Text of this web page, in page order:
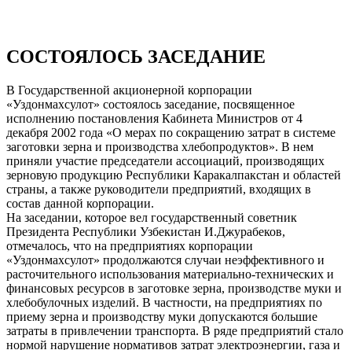
СОСТОЯЛОСЬ ЗАСЕДАНИЕ
В Государственной акционерной корпорации
«Уздонмахсулот» состоялось заседание, посвященное
исполнению постановления Кабинета Министров от 4
декабря 2002 года «О мерах по сокращению затрат в системе
заготовки зерна и производства хлебопродуктов». В нем
приняли участие председатели ассоциаций, производящих
зерновую продукцию Республики Каракалпакстан и областей
страны, а также руководители предприятий, входящих в
состав данной корпорации.
На заседании, которое вел государственный советник
Президента Республики Узбекистан И.Джурабеков,
отмечалось, что на предприятиях корпорации
«Уздонмахсулот» продолжаются случаи неэффективного и
расточительного использования материально-технических и
финансовых ресурсов в заготовке зерна, производстве муки и
хлебобулочных изделий. В частности, на предприятиях по
приему зерна и производству муки допускаются большие
затраты в привлечении транспорта. В ряде предприятий стало
нормой нарушение нормативов затрат электроэнергии, газа и